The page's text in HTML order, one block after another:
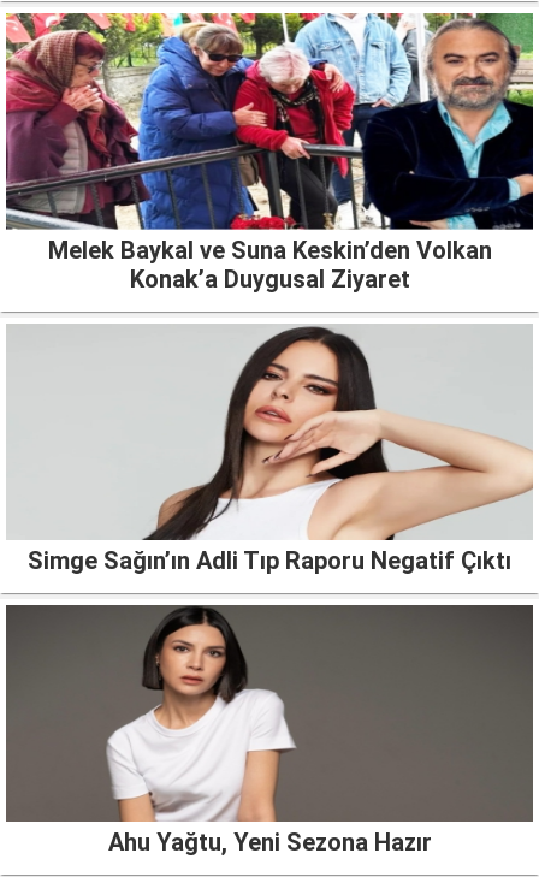
Melek Baykal ve Suna Keskin’den Volkan
Konak’a Duygusal Ziyaret
Simge Sağın’ın Adli Tıp Raporu Negatif Çıktı
Ahu Yağtu, Yeni Sezona Hazır